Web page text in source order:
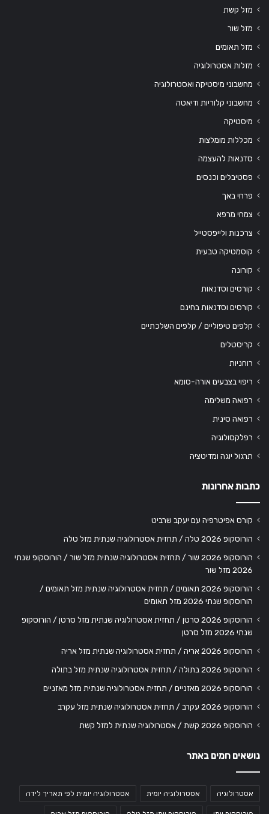
מזל קשת
מזל שור
מזל תאומים
מזלות אסטרולוגיה
מחשבוני מיסטיקה ואסטרולוגיה
מחשבוני קלוריות ודיאטה
מיסטיקה
מכללות מומלצות
סדנאות להעצמה
פסטיבלים וכנסים
פרחי באך
צמחי מרפא
צרכנות ולייפסטייל
קוסמטיקה טבעית
קורונה
קורסים וסדנאות
קורסים וסדנאות בחינם
קלפים טיפוליים / קלפים השלכתיים
קריסטלים
רוחניות
ריפוי בצבעים אורה-סומא
רפואה משלימה
רפואה סינית
רפלקסולוגיה
תרגול יוגה ומדיטציה
כתבות אחרונות
קורס אפיטרפיה עם יעקב שרביט
הורוסקופ 2026 טלה / תחזית אסטרולוגיה שנתית מזל טלה
הורוסקופ 2026 שור / תחזית אסטרולוגיה שנתית מזל שור / הורוסקופ שנתי
2026 מזל שור
הורוסקופ 2026 תאומים / תחזית אסטרולוגיה שנתית מזל תאומים /
הורוסקופ שנתי 2026 מזל תאומים
הורוסקופ 2026 סרטן / תחזית אסטרולוגיה שנתית מזל סרטן / הורוסקופ
שנתי 2026 מזל סרטן
הורוסקופ 2026 אריה / תחזית אסטרולוגיה שנתית מזל אריה
הורוסקופ 2026 בתולה / תחזית אסטרולוגיה שנתית מזל בתולה
הורוסקופ 2026 מאזניים / תחזית אסטרולוגיה שנתית מזל מאזניים
הורוסקופ 2026 עקרב / תחזית אסטרולוגיה שנתית מזל עקרב
הורוסקופ 2026 קשת / אסטרולוגיה שנתית למזל קשת
נושאים חמים באתר
אסטרולוגיה אסטרולוגיה יומית אסטרולוגיה יומית לפי תאריך לידה